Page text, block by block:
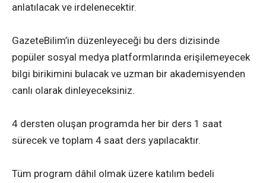
anlatılacak ve irdelenecektir.
GazeteBilim’in düzenleyeceği bu ders dizisinde
popüler sosyal medya platformlarında erişilemeyecek
bilgi birikimini bulacak ve uzman bir akademisyenden
canlı olarak dinleyeceksiniz.
4 dersten oluşan programda her bir ders 1 saat
sürecek ve toplam 4 saat ders yapılacaktır.
Tüm program dâhil olmak üzere katılım bedeli